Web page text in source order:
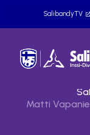
SalibandyTV
Matti